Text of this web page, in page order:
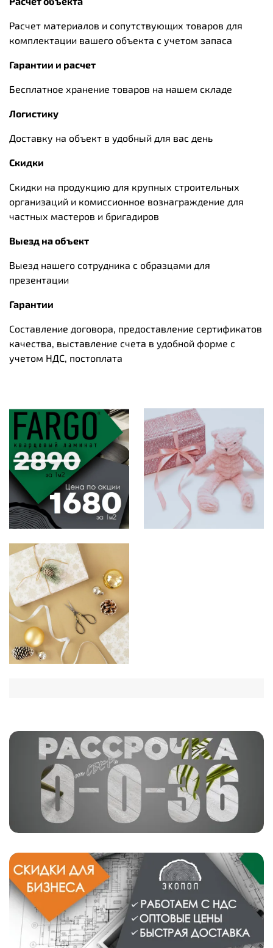
Расчет материалов и сопутствующих товаров для
комплектации вашего объекта с учетом запаса
Гарантии и расчет
Бесплатное хранение товаров на нашем складе
Логистику
Доставку на объект в удобный для вас день
Скидки
Скидки на продукцию для крупных строительных
организаций и комиссионное вознаграждение для
частных мастеров и бригадиров
Выезд на объект
Выезд нашего сотрудника с образцами для
презентации
Гарантии
Составление договора, предоставление сертификатов
качества, выставление счета в удобной форме с
учетом НДС, постоплата